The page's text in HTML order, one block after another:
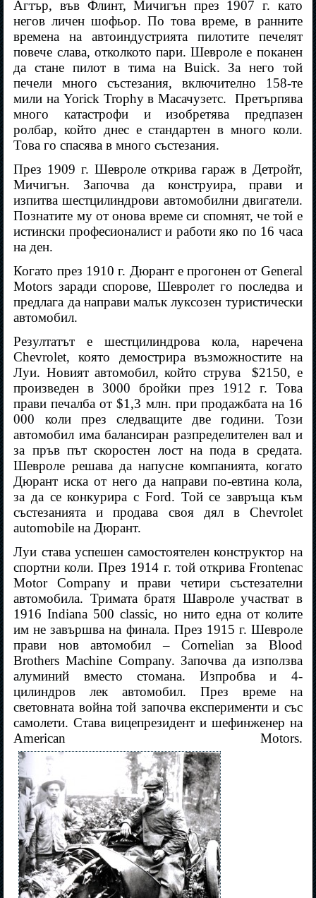
Агтър, във Флинт, Мичигън през 1907 г. като
негов личен шофьор. По това време, в ранните
времена на автоиндустрията пилотите печелят
повече слава, отколкото пари. Шевроле е поканен
да стане пилот в тима на Buick. За него той
печели много състезания, включително 158-те
мили на Yorick Trophy в Масачузетс.
Претърпява
много катастрофи и изобретява предпазен
ролбар, който днес е стандартен в много коли.
Това го спасява в много състезания.
През 1909 г. Шевроле открива гараж в Детройт,
Мичигън. Започва да конструира, прави и
изпитва шестцилиндрови автомобилни двигатели.
Познатите му от онова време си спомнят, че той е
истински професионалист и работи яко по 16 часа
на ден.
Когато през 1910 г. Дюрант е прогонен от General
Motors заради спорове, Шевролет го последва и
предлага да направи малък луксозен туристически
автомобил.
Резултатът е шестцилиндрова кола, наречена
Chevrolet, която демострира възможностите на
Луи. Новият автомобил, който струва
$2150, е
произведен в 3000 бройки през 1912 г. Това
прави печалба от $1,3 млн. при продажбата на 16
000 коли през следващите две години. Този
автомобил има балансиран разпределителен вал и
за пръв път скоростен лост на пода в средата.
Шевроле решава да напусне компанията, когато
Дюрант иска от него да направи по-евтина кола,
за да се конкурира с Ford. Той се завръща към
състезанията и продава своя дял в Chevrolet
automobile на Дюрант.
Луи става успешен самостоятелен конструктор на
спортни коли. През 1914 г. той открива Frontenac
Motor Company и прави четири състезателни
автомобила. Тримата братя Шавроле участват в
1916 Indiana 500 classic, но нито една от колите
им не завършва на финала. През 1915 г. Шевроле
прави нов автомобил – Cornelian за Blood
Brothers Machine Company. Започва да използва
алуминий вместо стомана. Изпробва и 4-
цилиндров лек автомобил. През време на
световната война той започва експерименти и със
самолети. Става вицепрезидент и шефинженер на
American Motors.